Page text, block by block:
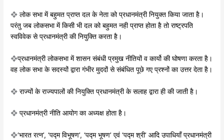
❖ लोक सभा में बहुमत प्राप्त दल के नेता कोप्रधानमंत्री नियुक्त किया जाता है।
परंतु जबलोकसभा में किसी भी दल को बहुमत नहीप्राप्त होता है तो राष्ट्रपति
स्वविवेक से प्रधानमंत्रीकी नियुक्ति करता है।
❖प्रधानमंत्री लोकसभा में शासन संबंधी प्रमुखनीतियों व कार्यो की घोषणा करता है।
वहलोक सभा के सदस्यों द्वारा गंभीर मुददों सेसंबंधित पूछे गए प्रश्नों का उत्तर देता है।
❖राज्यों के राज्यपालों की नियुक्ति प्रधानमंत्री के सलाहद्वारा ही की जाती है।
❖ प्रधानमंत्री नीति आयोग का अध्यक्ष होता है।
❖‘भारत रत्न’, ‘पद्म विभूषण’, ‘पद्म भूषण’एवं ‘पद्म श्री’ आदि उपाधियाँ प्रधानमंत्री